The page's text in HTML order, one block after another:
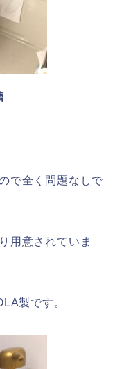
で全く問題なしで
用意されていま
製です。